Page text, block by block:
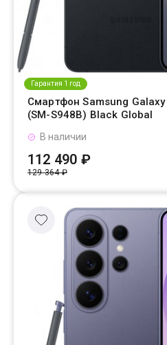
Гарантия 1 год
Смартфон Samsung
(SM-S948B) Black Global
В наличии
112 490 ₽
129 364 ₽